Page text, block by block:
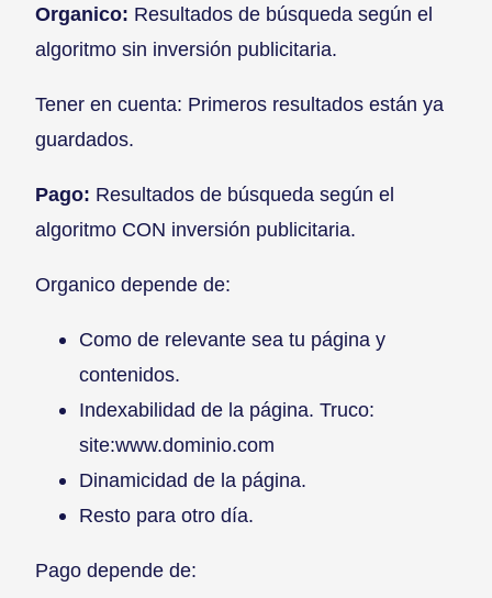
Organico: Resultados de búsqueda según el
algoritmo sin inversión publicitaria.
Tener en cuenta: Primeros resultados están ya
guardados.
Pago: Resultados de búsqueda según el
algoritmo CON inversión publicitaria.
Organico depende de:
Como de relevante sea tu página y
contenidos.
Indexabilidad de la página. Truco:
site:www.dominio.com
Dinamicidad de la página.
Resto para otro día.
Pago depende de: